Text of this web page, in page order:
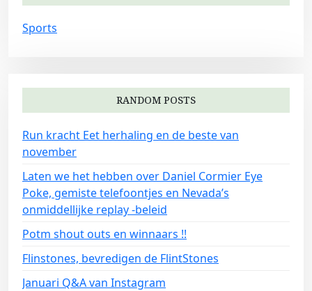
Sports
RANDOM POSTS
Run kracht Eet herhaling en de beste van
november
Laten we het hebben over Daniel Cormier Eye
Poke, gemiste telefoontjes en Nevada’s
onmiddellijke replay -beleid
Potm shout outs en winnaars !!
Flinstones, bevredigen de FlintStones
Januari Q&A van Instagram